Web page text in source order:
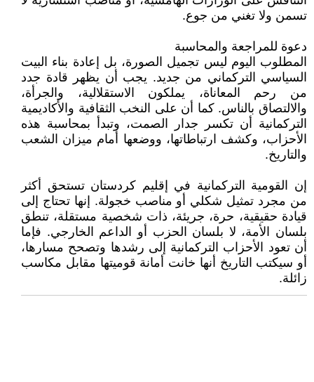
تسمن ولا تغني من جوع.
دعوة للمراجعة والمحاسبة
المطلوب اليوم ليس تجميل الصورة، بل إعادة بناء البيت
السياسي التركماني من جديد. يجب أن يظهر قادة جدد
من رحم المعاناة، يملكون الاستقلالية، والجرأة،
والالتصاق بالناس. كما أن على النخب الثقافية والأكاديمية
التركمانية أن تكسر جدار الصمت، وتبدأ بمحاسبة هذه
الأحزاب، وكشف ارتباطاتها، ووضعها أمام ميزان الشعب
والتاريخ.
إن القومية التركمانية في إقليم كردستان تستحق أكثر
من مجرد تمثيل شكلي أو مناصب خجولة. إنها تحتاج إلى
قيادة حقيقية، حرة، جريئة، ذات شخصية مستقلة، تنطق
بلسان الأمة، لا بلسان الحزب أو الداعم الخارجي. فإما
أن تعود الأحزاب التركمانية إلى رشدها وتصحح مسارها،
أو سيكتب التاريخ أنها خانت أمانة قوميتها مقابل مكاسب
زائلة.